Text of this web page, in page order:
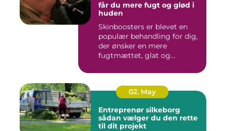
får du mere fugt og glød i
huden
Skinboosters er blevet en
populær behandling for dig,
der ønsker en mere
fugtmættet, glat og
02. May
Entreprenør silkeborg
sådan vælger du den rette
til dit projekt